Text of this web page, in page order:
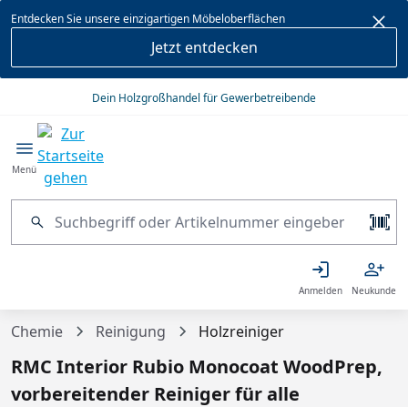
springen
Entdecken Sie unsere einzigartigen Möbeloberflächen
Jetzt entdecken
Dein Holzgroßhandel für Gewerbetreibende
Menü
Anmelden Neukunde
Chemie Reinigung Holzreiniger
RMC Interior Rubio Monocoat WoodPrep,
vorbereitender Reiniger für alle